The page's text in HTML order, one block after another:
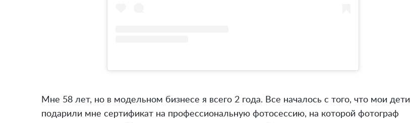
Мне 58 лет, но в модельном бизнесе я всего 2 года. Все началось с того, что мои дети
подарили мне сертификат на профессиональную фотосессию, на которой фотограф